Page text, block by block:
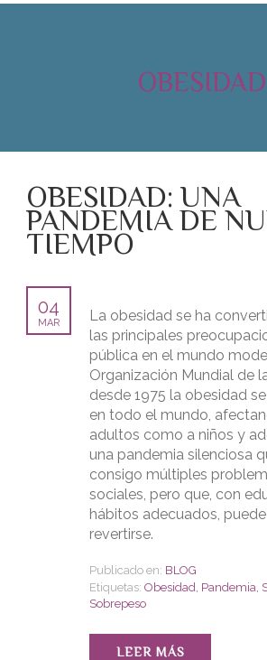
OBESIDAD
OBESIDAD: UNA
PANDEMIA DE
TIEMPO
04
MAR
La obesidad se ha
las principales
pública en el mundo
Organización Mundial de
desde 1975 la obesidad
en todo el mundo,
adultos como a niños y
una pandemia silenciosa
consigo múltiples
sociales, pero que, con
hábitos adecuados,
revertirse.
Publicado en: BLOG
Etiquetas: Obesidad, Pandemia,
Sobrepeso
LEER MÁS